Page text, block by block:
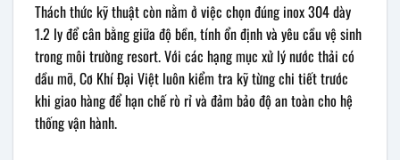
Thách thức kỹ thuật còn nằm ở việc chọn đúng inox 304 dày
1.2 ly để cân bằng giữa độ bền, tính ổn định và yêu cầu vệ sinh
trong môi trường resort. Với các hạng mục xử lý nước thải có
dầu mỡ, Cơ Khí Đại Việt luôn kiểm tra kỹ từng chi tiết trước
khi giao hàng để hạn chế rò rỉ và đảm bảo độ an toàn cho hệ
thống vận hành.